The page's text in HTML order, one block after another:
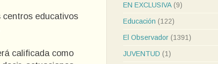
educativos
calificada como
EN EXCLUSIVA (9)
Educación (122)
El Observador (1391)
JUVENTUD (1)